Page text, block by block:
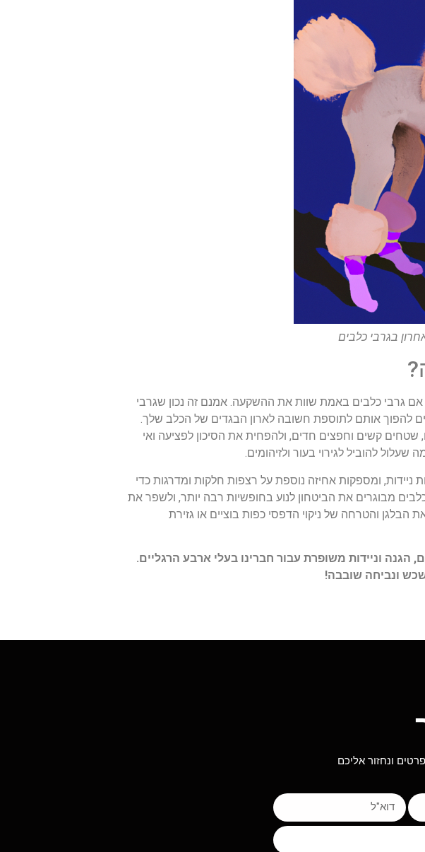
בגרבי כלבים
גרבי כלבים באמת שוות את ההשקעה. אמנם זה נכון שגרבי
להפוך אותם לתוספת חשובה לארון הבגדים של הכלב שלך.
קשים וחפצים חדים, ולהפחית את הסיכון לפציעה ואי
להוביל לגירוי בעור ולזיהומים.
ניידות, ומספקות אחיזה נוספת על רצפות חלקות ומדרגות כדי
מבוגרים את הביטחון לנוע בחופשיות רבה יותר, ולשפר את
הבלגן והטרחה של ניקוי הדפסי כפות בוציים או גזירת
וניידות משופרת עבור חברינו בעלי ארבע הרגליים.
ונביחה שובבה!
ונחזור אליכם